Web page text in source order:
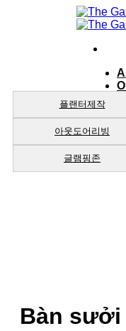
플랜터제작
아웃도어리빙
글램핑존
Bàn